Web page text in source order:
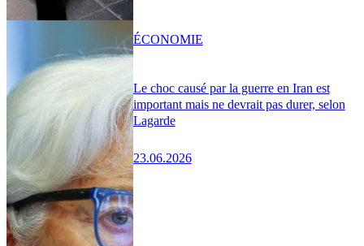
Le choc causé par la guerre en Iran est
important mais ne devrait pas durer, selon
Lagarde
23.06.2026
ÉCONOMIE